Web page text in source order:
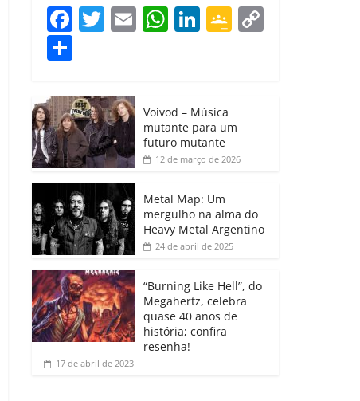
F
e
b
o
o
k
T
er
E W
A
p
p
Li
dI
n
G
e
a
ro
o
m
m
p
ar
til
h
ar
Voivod – Música
mutante para um
futuro mutante
12 de março de 2026
Metal Map: Um
mergulho na alma do
Heavy Metal Argentino
24 de abril de 2025
“Burning Like Hell”, do
Megahertz, celebra
quase 40 anos de
história; confira
resenha!
17 de abril de 2023